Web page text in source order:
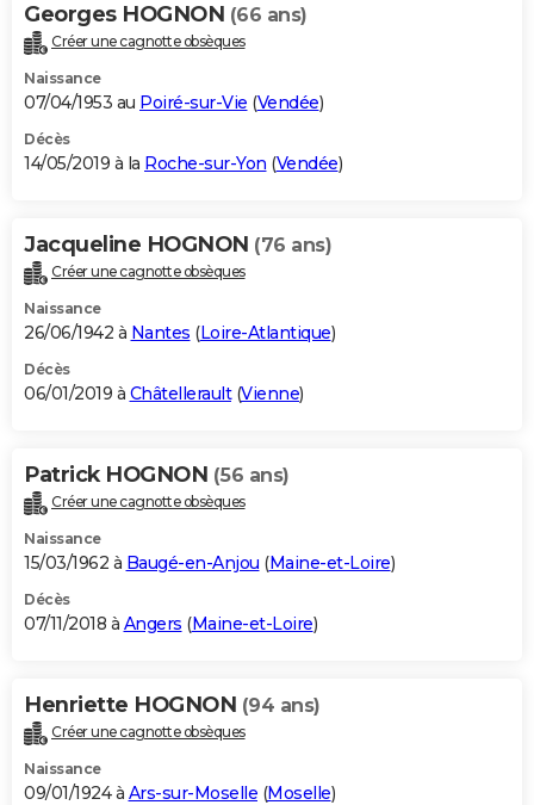
Georges HOGNON (66 ans)
Créer une cagnotte obsèques
Naissance
07/04/1953 au Poiré-sur-Vie (Vendée)
Décès
14/05/2019 à la Roche-sur-Yon (Vendée)
Jacqueline HOGNON (76 ans)
Créer une cagnotte obsèques
Naissance
26/06/1942 à Nantes (Loire-Atlantique)
Décès
06/01/2019 à Châtellerault(Vienne)
Patrick HOGNON (56 ans)
Créer une cagnotte obsèques
Naissance
15/03/1962 à Baugé-en-Anjou (Maine-et-Loire)
Décès
07/11/2018 à Angers (Maine-et-Loire)
Henriette HOGNON (94 ans)
Créer une cagnotte obsèques
Naissance
09/01/1924 à Ars-sur-Moselle (Moselle)